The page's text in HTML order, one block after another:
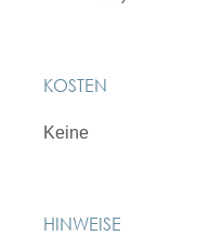
KOSTEN
Keine
HINWEISE